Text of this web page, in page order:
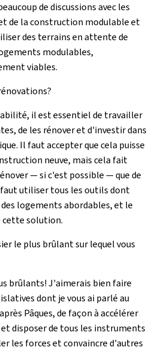
de discussions avec les
de la construction modulable et
des terrains en attente de
modulables,
viables.
il est essentiel de travailler
de les rénover et d'investir dans
Il faut accepter que cela puisse
neuve, mais cela fait
— si c'est possible — que de
utiliser tous les outils dont
logements abordables, et le
solution.
le plus brûlant sur lequel vous
brûlants! J'aimerais bien faire
dont je vous ai parlé au
Pâques, de façon à accélérer
disposer de tous les instruments
les forces et convaincre d'autres